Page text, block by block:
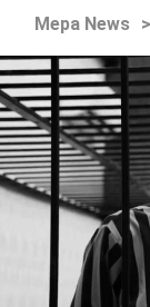
Mepa News >